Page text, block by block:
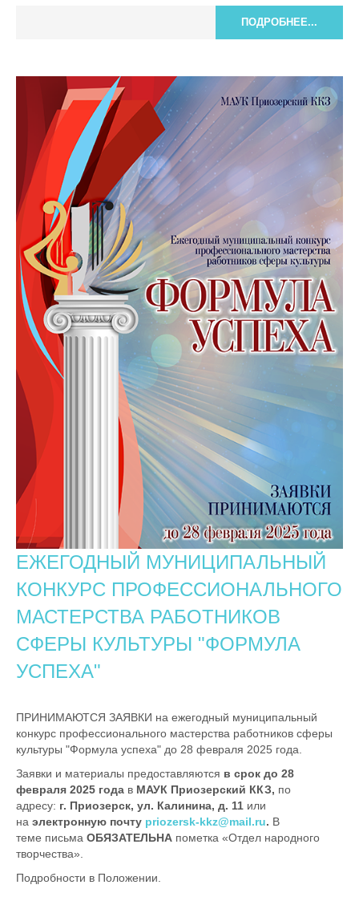
ПОДРОБНЕЕ...
ЕЖЕГОДНЫЙ МУНИЦИПАЛЬНЫЙ
КОНКУРС ПРОФЕССИОНАЛЬНОГО
МАСТЕРСТВА РАБОТНИКОВ
СФЕРЫ КУЛЬТУРЫ "ФОРМУЛА
УСПЕХА"
ПРИНИМАЮТСЯ ЗАЯВКИ на ежегодный муниципальный
конкурс профессионального мастерства работников сферы
культуры "Формула успеха" до 28 февраля 2025 года.
Заявки и материалы предоставляются в срок до 28
февраля 2025 года в МАУК Приозерский ККЗ, по
адресу: г. Приозерск, ул. Калинина, д. 11 или
на электронную почту priozersk-kkz@mail.ru. В
теме письма ОБЯЗАТЕЛЬНА пометка «Отдел народного
творчества».
Подробности в Положении.